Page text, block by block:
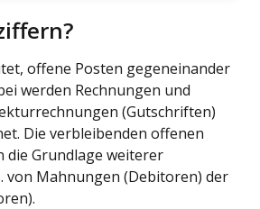
offene Posten gegeneinander
werden Rechnungen und
(Gutschriften)
Die verbleibenden offenen
die Grundlage weiterer
von Mahnungen (Debitoren) der